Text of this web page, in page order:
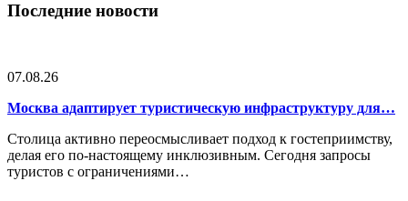
Последние новости
07.08.26
Москва адаптирует туристическую инфраструктуру для…
Столица активно переосмысливает подход к гостеприимству,
делая его по-настоящему инклюзивным. Сегодня запросы
туристов с ограничениями…